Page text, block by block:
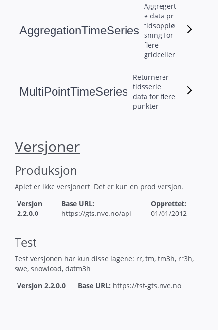
AggregationTimeSeries
Aggregert
e data pr
tidsopplø
sning for
flere
gridceller
MultiPointTimeSeries
Returnerer
tidsserie
data for flere
punkter
Versjoner
Produksjon
Apiet er ikke versjonert. Det er kun en prod versjon.
Versjon
2.2.0.0
Base URL:
https://gts.nve.no/api
Opprettet:
01/01/2012
Test
Test versjonen har kun disse lagene: rr, tm, tm3h, rr3h,
swe, snowload, datm3h
Versjon 2.2.0.0
Base URL: https://tst-gts.nve.no